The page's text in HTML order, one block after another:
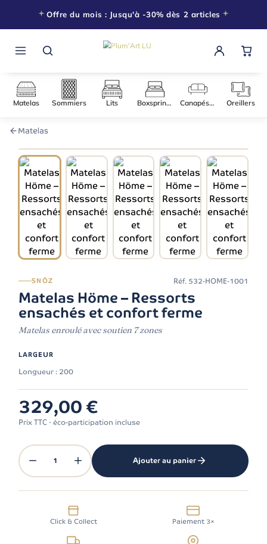
Offre du mois : Jusqu'à -30% dès 2 articles
Matelas
Matelas
−30% DÈS 2 ARTICLES
EXCLU WEB
090 × 200
LIVRAISON À 9€
SNÖZ Réf. 532-HOME-1001
Matelas Höme – Ressorts
ensachés et confort ferme
Matelas enroulé avec soutien 7 zones
LARGEUR
Longueur : 200
329,00 €
Prix TTC · éco-participation incluse
1 Ajouter au panier
Click & Collect Paiement 3×